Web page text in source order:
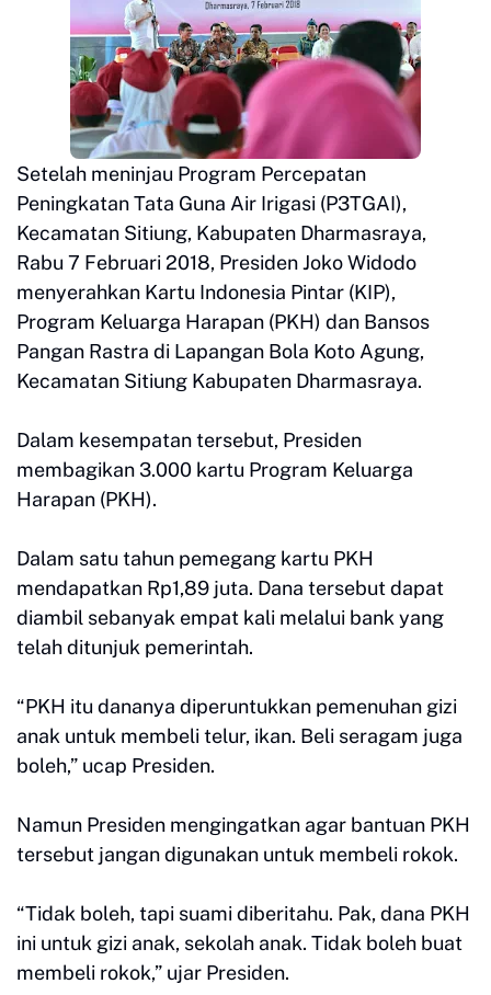
Setelah meninjau Program Percepatan
Peningkatan Tata Guna Air Irigasi (P3TGAI),
Kecamatan Sitiung, Kabupaten Dharmasraya,
Rabu 7 Februari 2018, Presiden Joko Widodo
menyerahkan Kartu Indonesia Pintar (KIP),
Program Keluarga Harapan (PKH) dan Bansos
Pangan Rastra di Lapangan Bola Koto Agung,
Kecamatan Sitiung Kabupaten Dharmasraya.
Dalam kesempatan tersebut, Presiden
membagikan 3.000 kartu Program Keluarga
Harapan (PKH).
Dalam satu tahun pemegang kartu PKH
mendapatkan Rp1,89 juta. Dana tersebut dapat
diambil sebanyak empat kali melalui bank yang
telah ditunjuk pemerintah.
“PKH itu dananya diperuntukkan pemenuhan gizi
anak untuk membeli telur, ikan. Beli seragam juga
boleh,” ucap Presiden.
Namun Presiden mengingatkan agar bantuan PKH
tersebut jangan digunakan untuk membeli rokok.
“Tidak boleh, tapi suami diberitahu. Pak, dana PKH
ini untuk gizi anak, sekolah anak. Tidak boleh buat
membeli rokok,” ujar Presiden.